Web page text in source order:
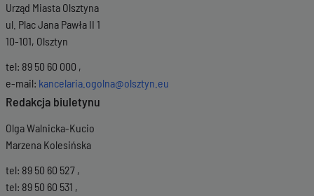
Urząd Miasta Olsztyna
ul. Plac Jana Pawła II 1
10-101, Olsztyn
tel: 89 50 60 000 ,
e-mail: kancelaria.ogolna@olsztyn.eu
Redakcja biuletynu
Olga Walnicka-Kucio
Marzena Kolesińska
tel: 89 50 60 527 ,
tel: 89 50 60 531 ,